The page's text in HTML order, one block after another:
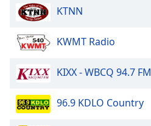
Family
Reset
Done
Close
Dialog
End
KTNN
KWMT Radio
KIXX - WBCQ 94.7 FM
96.9 KDLO Country